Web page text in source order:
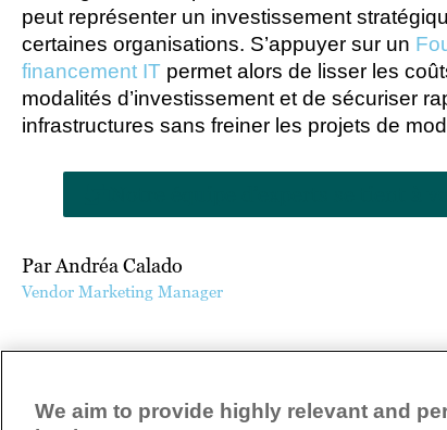
peut représenter un investissement
certaines organisations. S’appuyer sur un
financement IT permet alors de lisser les
modalités d’investissement et de sécuriser
infrastructures sans freiner les projets de
Par Andréa Calado
Vendor Marketing Manager
We aim to provide highly relevant and